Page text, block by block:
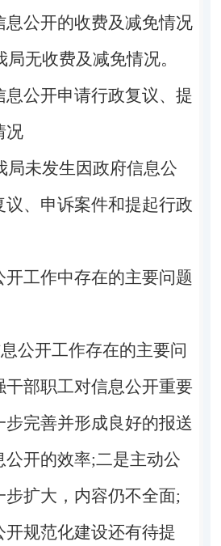
息公开的收费及减免情况
局无收费及减免情况。
息公开申请行政复议、提
况
局未发生因政府信息公
议、申诉案件和提起行政
开工作中存在的主要问题
公开工作存在的主要问
干部职工对信息公开重要
完善并形成良好的报送
公开的效率;二是主动公
扩大，内容仍不全面;
开规范化建设还有待提